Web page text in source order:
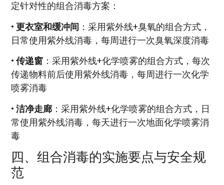
定针对性的组合消毒方案：
• 更衣室和缓冲间 ：采用紫外线+臭氧的组合方式，
日常使用紫外线消毒，每周进行一次臭氧深度消毒
• 传递窗 ：采用紫外线+化学喷雾的组合方式，每次
传递物料前后使用紫外线消毒，每周进行一次化学
喷雾消毒
• 洁净走廊 ：采用紫外线+化学喷雾的组合方式，日
常使用紫外线消毒，每天进行一次地面化学喷雾消
毒
四、组合消毒的实施要点与安全规
范